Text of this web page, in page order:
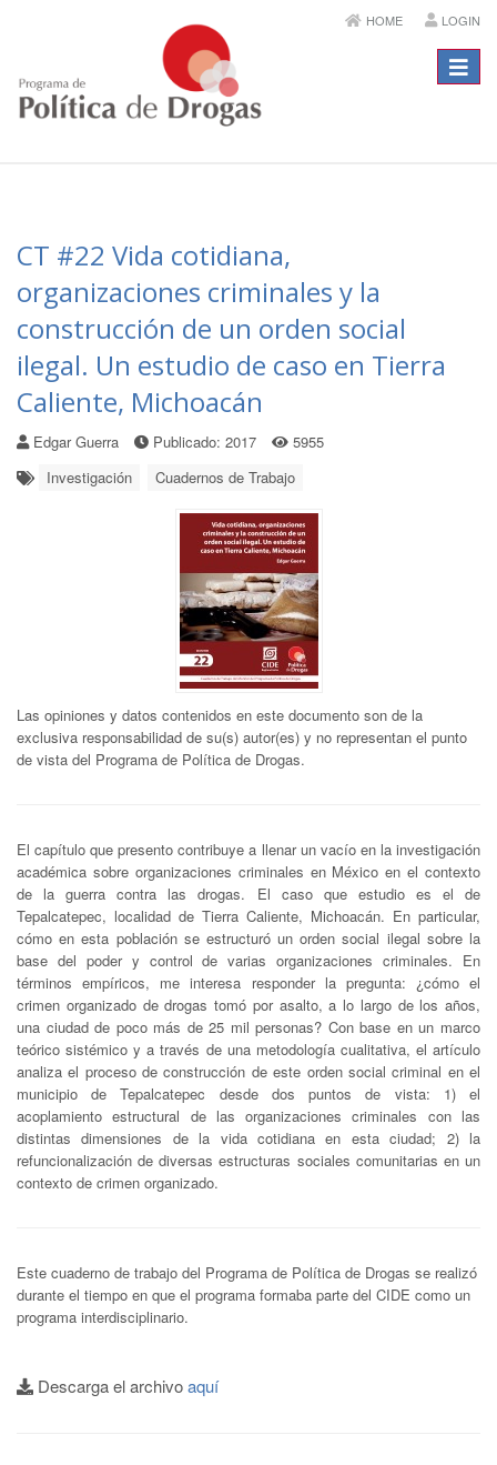
HOME LOGIN
Menú
CT #22 Vida cotidiana,
organizaciones criminales y la
construcción de un orden social
ilegal. Un estudio de caso en Tierra
Caliente, Michoacán
Edgar Guerra Publicado: 2017
5955
Investigación
Cuadernos de Trabajo
Las opiniones y datos contenidos en este documento son de la
exclusiva responsabilidad de su(s) autor(es) y no representan el punto
de vista del Programa de Política de Drogas.
El capítulo que presento contribuye a llenar un vacío en la investigación
académica sobre organizaciones criminales en México en el contexto
de la guerra contra las drogas. El caso que estudio es el de
Tepalcatepec, localidad de Tierra Caliente, Michoacán. En particular,
cómo en esta población se estructuró un orden social ilegal sobre la
base del poder y control de varias organizaciones criminales. En
términos empíricos, me interesa responder la pregunta: ¿cómo el
crimen organizado de drogas tomó por asalto, a lo largo de los años,
una ciudad de poco más de 25 mil personas? Con base en un marco
teórico sistémico y a través de una metodología cualitativa, el artículo
analiza el proceso de construcción de este orden social criminal en el
municipio de Tepalcatepec desde dos puntos de vista: 1) el
acoplamiento estructural de las organizaciones criminales con las
distintas dimensiones de la vida cotidiana en esta ciudad; 2) la
refuncionalización de diversas estructuras sociales comunitarias en un
contexto de crimen organizado.
Este cuaderno de trabajo del Programa de Política de Drogas se realizó
durante el tiempo en que el programa formaba parte del CIDE como un
programa interdisciplinario.
Descarga el archivoaquí